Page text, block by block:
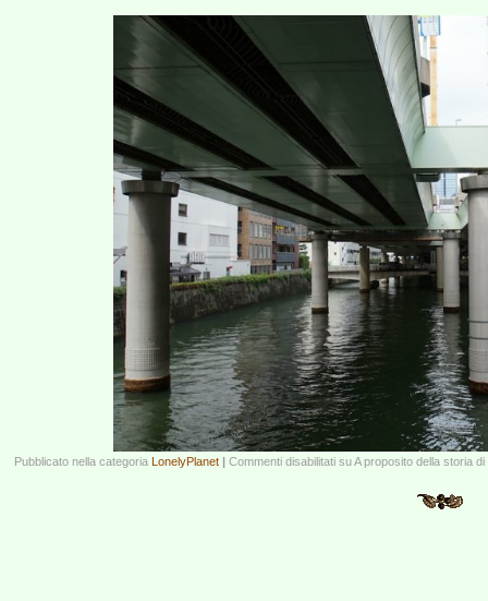
Pubblicato nella categoria LonelyPlanet | Commenti disabilitati su A proposito della storia